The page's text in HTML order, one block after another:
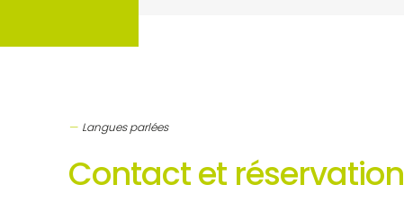
Langues parlées
Contact et réservation